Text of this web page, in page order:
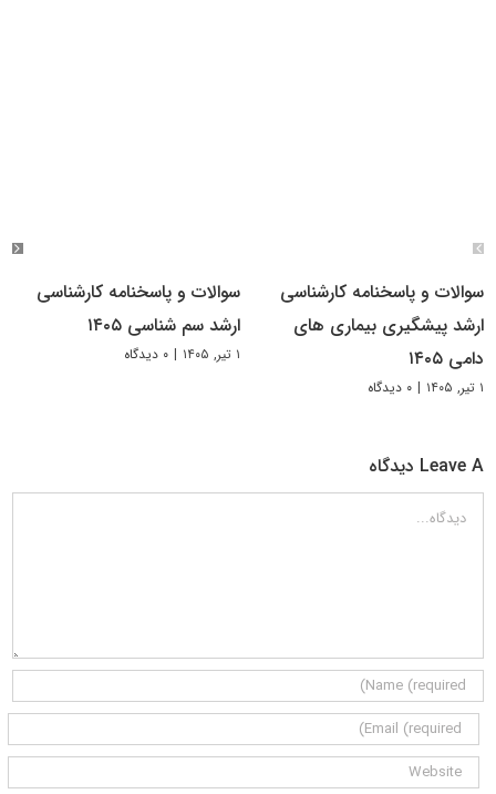
سوالات و پاسخنامه کارشناسی
ارشد پیشگیری بیماری های
دامی ۱۴۰۵
۱ تیر, ۱۴۰۵ | ۰ دیدگاه
سوالات و پاسخنامه کارشناسی
ارشد سم شناسی ۱۴۰۵
۱ تیر, ۱۴۰۵ | ۰ دیدگاه
Leave A دیدگاه
دیدگاه